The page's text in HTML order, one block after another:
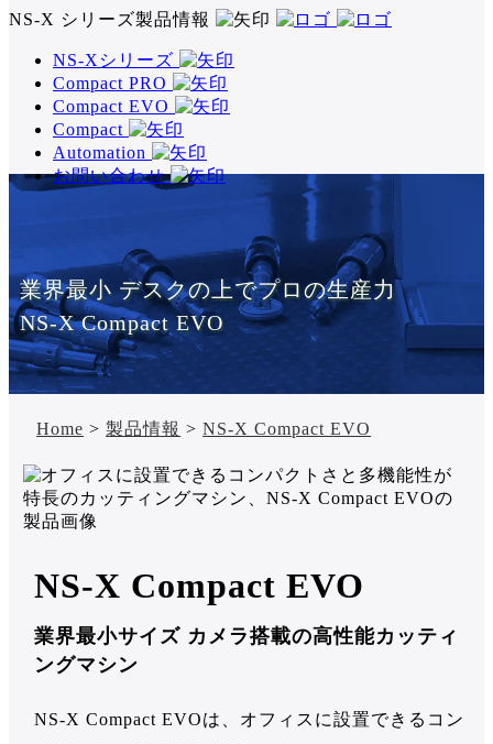
NS-X シリーズ製品情報
NS-Xシリーズ
Compact PRO
Compact EVO
Compact
Automation
お問い合わせ
業界最小 デスクの上でプロの生産力
NS-X Compact EVO
Home >製品情報 >NS-X Compact EVO
NS-X Compact EVO
業界最小サイズ カメラ搭載の高性能カッティ
ングマシン
NS-X Compact EVOは、オフィスに設置できるコン